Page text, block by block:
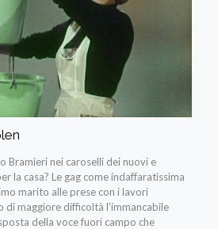
Bramieri nei caroselli dei nuovi e
la casa? Le gag come indaffaratissima
marito alle prese con i lavori
di maggiore difficoltà l’immancabile
della voce fuori campo che